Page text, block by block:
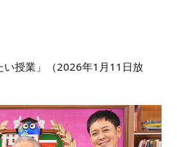
い授業」（2026年1月11日放